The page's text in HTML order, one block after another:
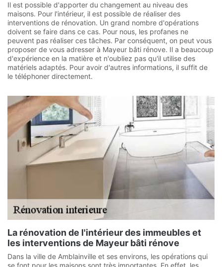
Il est possible d'apporter du changement au niveau des
maisons. Pour l'intérieur, il est possible de réaliser des
interventions de rénovation. Un grand nombre d'opérations
doivent se faire dans ce cas. Pour nous, les profanes ne
peuvent pas réaliser ces tâches. Par conséquent, on peut vous
proposer de vous adresser à Mayeur bâti rénove. Il a beaucoup
d'expérience en la matière et n'oubliez pas qu'il utilise des
matériels adaptés. Pour avoir d'autres informations, il suffit de
le téléphoner directement.
La rénovation de l'intérieur des immeubles et
les interventions de Mayeur bâti rénove
Dans la ville de Amblainville et ses environs, les opérations qui
se font pour les maisons sont très importantes. En effet, les